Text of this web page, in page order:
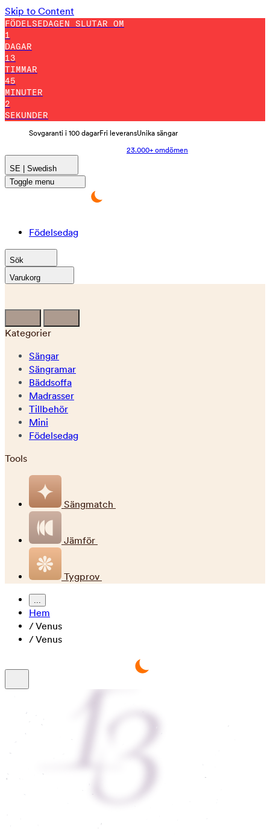
Skip to Content
FÖDELSEDAGEN SLUTAR OM
1
DAGAR
13
TIMMAR
44
MINUTER
57
SEKUNDER
Sovgaranti i 100 dagarFri leveransUnika sängar
23.000+ omdömen
SE | Swedish
Toggle menu
Födelsedag
Sök
Varukorg
Kategorier
Sängar
Sängramar
Bäddsoffa
Madrasser
Tillbehör
Mini
Födelsedag
Tools
Sängmatch
Jämför
Tygprov
...
Hem
/Venus
/Venus